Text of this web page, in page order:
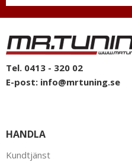
Tel. 0413 - 320 02
E-post: info@mrtuning.se
HANDLA
Kundtjänst